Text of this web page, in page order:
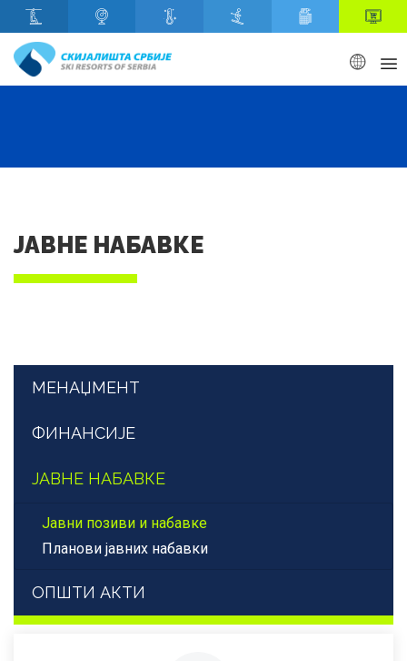
Скип то маин content
ЈАВНЕ НАБАВКЕ
МЕНАЏМЕНТ
ФИНАНСИЈЕ
ЈАВНЕ НАБАВКЕ
Јавни позиви и набавке
Планови јавних набавки
ОПШТИ АКТИ